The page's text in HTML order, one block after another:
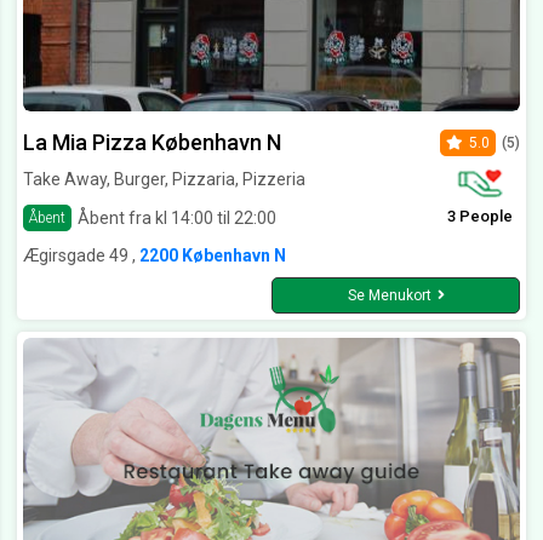
La Mia Pizza København N
Take Away, Burger, Pizzaria, Pizzeria
Åbent Åbent fra kl 14:00 til 22:00
5.0 (5)
3 People
Ægirsgade 49 , 2200 København N
Se Menukort